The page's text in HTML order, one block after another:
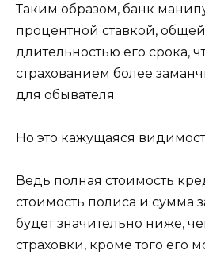
Таким образом, банк
процентной ставкой,
длительностью его срока,
страхованием более
для обывателя.
Но это кажущаяся
Ведь полная стоимость
стоимость полиса и сумма
будет значительно ниже,
страховки, кроме того его